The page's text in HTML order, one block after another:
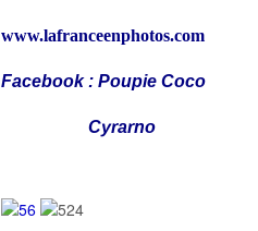
www.lafranceenphotos.com
Facebook : Poupie Coco
Cyrarno